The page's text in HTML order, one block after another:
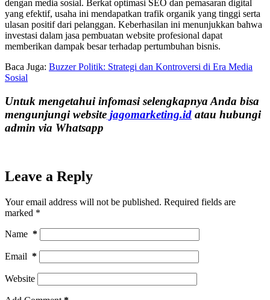
dengan media sosial. Berkat optimasi SEO dan pemasaran digital
yang efektif, usaha ini mendapatkan trafik organik yang tinggi serta
ulasan positif dari pelanggan. Keberhasilan ini menunjukkan bahwa
investasi dalam jasa pembuatan website profesional dapat
memberikan dampak besar terhadap pertumbuhan bisnis.
Baca Juga: Buzzer Politik: Strategi dan Kontroversi di Era Media
Sosial
Untuk mengetahui infomasi selengkapnya Anda bisa
mengunjungi website jagomarketing.id atau hubungi
admin via Whatsapp
Leave a Reply
Your email address will not be published. Required fields are
marked *
Name *
Email *
Website